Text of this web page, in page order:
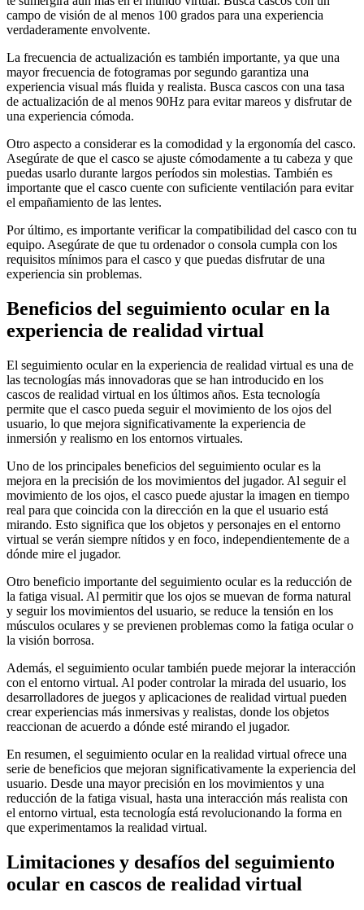
campo de visión de al menos 100 grados para una experiencia
verdaderamente envolvente.
La frecuencia de actualización es también importante, ya que una
mayor frecuencia de fotogramas por segundo garantiza una
experiencia visual más fluida y realista. Busca cascos con una tasa
de actualización de al menos 90Hz para evitar mareos y disfrutar de
una experiencia cómoda.
Otro aspecto a considerar es la comodidad y la ergonomía del casco.
Asegúrate de que el casco se ajuste cómodamente a tu cabeza y que
puedas usarlo durante largos períodos sin molestias. También es
importante que el casco cuente con suficiente ventilación para evitar
el empañamiento de las lentes.
Por último, es importante verificar la compatibilidad del casco con tu
equipo. Asegúrate de que tu ordenador o consola cumpla con los
requisitos mínimos para el casco y que puedas disfrutar de una
experiencia sin problemas.
Beneficios del seguimiento ocular en la
experiencia de realidad virtual
El seguimiento ocular en la experiencia de realidad virtual es una de
las tecnologías más innovadoras que se han introducido en los
cascos de realidad virtual en los últimos años. Esta tecnología
permite que el casco pueda seguir el movimiento de los ojos del
usuario, lo que mejora significativamente la experiencia de
inmersión y realismo en los entornos virtuales.
Uno de los principales beneficios del seguimiento ocular es la
mejora en la precisión de los movimientos del jugador. Al seguir el
movimiento de los ojos, el casco puede ajustar la imagen en tiempo
real para que coincida con la dirección en la que el usuario está
mirando. Esto significa que los objetos y personajes en el entorno
virtual se verán siempre nítidos y en foco, independientemente de a
dónde mire el jugador.
Otro beneficio importante del seguimiento ocular es la reducción de
la fatiga visual. Al permitir que los ojos se muevan de forma natural
y seguir los movimientos del usuario, se reduce la tensión en los
músculos oculares y se previenen problemas como la fatiga ocular o
la visión borrosa.
Además, el seguimiento ocular también puede mejorar la interacción
con el entorno virtual. Al poder controlar la mirada del usuario, los
desarrolladores de juegos y aplicaciones de realidad virtual pueden
crear experiencias más inmersivas y realistas, donde los objetos
reaccionan de acuerdo a dónde esté mirando el jugador.
En resumen, el seguimiento ocular en la realidad virtual ofrece una
serie de beneficios que mejoran significativamente la experiencia del
usuario. Desde una mayor precisión en los movimientos y una
reducción de la fatiga visual, hasta una interacción más realista con
el entorno virtual, esta tecnología está revolucionando la forma en
que experimentamos la realidad virtual.
Limitaciones y desafíos del seguimiento
ocular en cascos de realidad virtual